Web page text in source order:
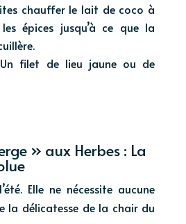
chauffer le lait de coco à
épices jusqu’à ce que la
filet de lieu jaune ou de
» aux Herbes : La
Elle ne nécessite aucune
la délicatesse de la chair du